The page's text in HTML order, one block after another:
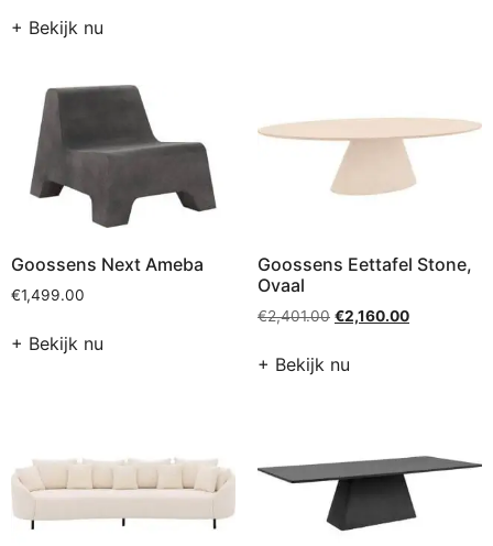
+ Bekijk nu
Goossens Next Ameba
€1,499.00
+ Bekijk nu
Goossens Eettafel Stone,
Ovaal
€2,401.00 €2,160.00
+ Bekijk nu